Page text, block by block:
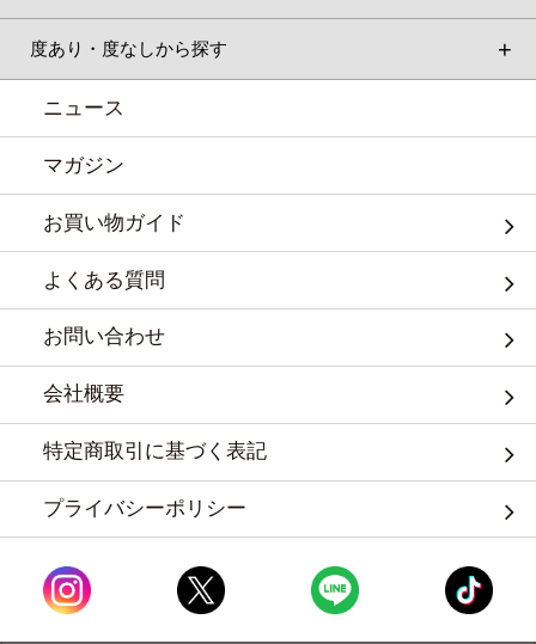
度あり・度なしから探す
ニュース
マガジン
お買い物ガイド
よくある質問
お問い合わせ
会社概要
特定商取引に基づく表記
プライバシーポリシー